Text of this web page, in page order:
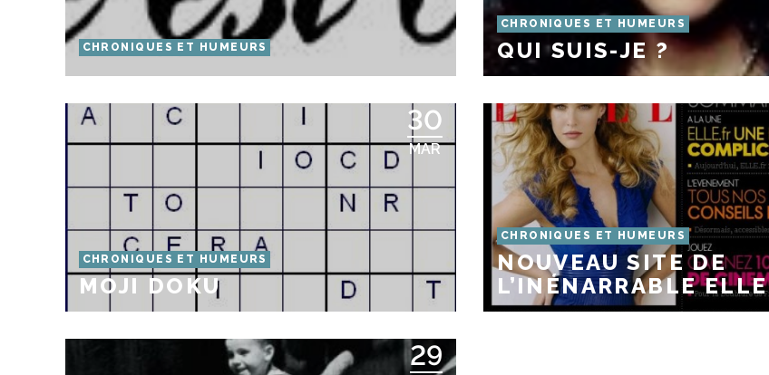
CHRONIQUES ET HUMEURS
CHRONIQUES ET HUMEURS
QUI SUIS-JE ?
30
MAR
CHRONIQUES ET HUMEURS
MOJI DOKU
CHRONIQUES ET HUMEURS
NOUVEAU SITE DE
L’INÉNARRABLE ELLE
29